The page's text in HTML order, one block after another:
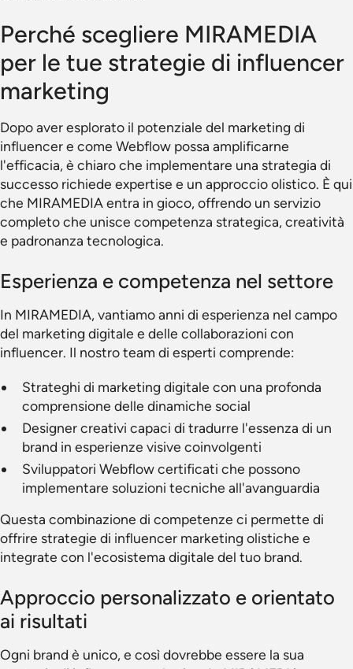
Perché scegliere MIRAMEDIA
per le tue strategie di influencer
marketing
Dopo aver esplorato il potenziale del marketing di
influencer e come Webflow possa amplificarne
l'efficacia, è chiaro che implementare una strategia di
successo richiede expertise e un approccio olistico. È qui
che MIRAMEDIA entra in gioco, offrendo un servizio
completo che unisce competenza strategica, creatività
e padronanza tecnologica.
Esperienza e competenza nel settore
In MIRAMEDIA, vantiamo anni di esperienza nel campo
del marketing digitale e delle collaborazioni con
influencer. Il nostro team di esperti comprende:
Strateghi di marketing digitale con una profonda
comprensione delle dinamiche social
Designer creativi capaci di tradurre l'essenza di un
brand in esperienze visive coinvolgenti
Sviluppatori Webflow certificati che possono
implementare soluzioni tecniche all'avanguardia
Questa combinazione di competenze ci permette di
offrire strategie di influencer marketing olistiche e
integrate con l'ecosistema digitale del tuo brand.
Approccio personalizzato e orientato
ai risultati
Ogni brand è unico, e così dovrebbe essere la sua